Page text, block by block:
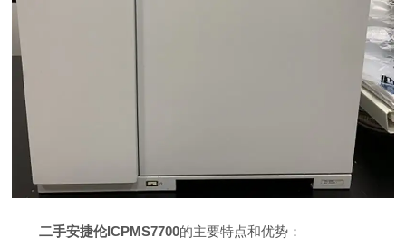
二手安捷伦ICPMS7700的主要特点和优势：